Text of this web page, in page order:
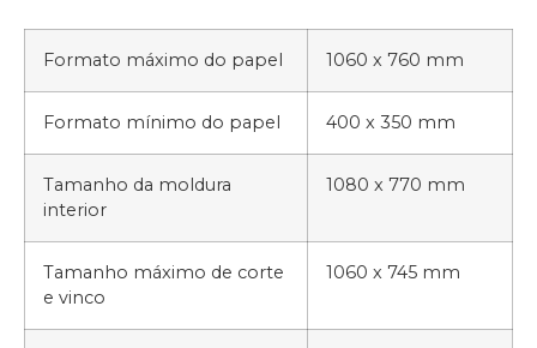
Formato máximo do papel 1060 x 760 mm
Formato mínimo do papel 400 x 350 mm
Tamanho da moldura
interior
1080 x 770 mm
Tamanho máximo de corte
e vinco
1060 x 745 mm